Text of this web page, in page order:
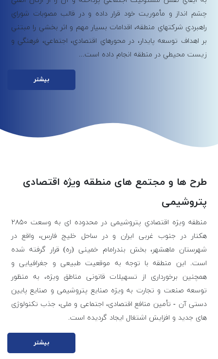
چشم انداز و مأموريت خود قرار داده و در قالب مصوبات شوراي
راهبردي شركت­هاي منطقه، اقدامات بسيار مهم و اثر بخشي را مبتني
بر اهداف توسعه پايدار، در محورهاي اقتصادي، اجتماعي، فرهنگي و
زيست­ محيطي در منطقه انجام داده است...
بیشتر
طرح ها و مجتمع های منطقه ویژه اقتصادی
پتروشیمی
منطقه ويژه اقتصادي پتروشيمی در محدوده ای به وسعت ۲۸۵۰
هكتار در جنوب غربی ايران و در ساحل خليج فارس، واقع در
شهرستان ماهشهر، بخش بندرامام خمينی (ره) قرار گرفته شده
است. اين منطقه با توجه به موقعيت طبيعی و جغرافيايی و
همچنين برخورداری از تسهيلات قانونی مناطق ويژه، به منظور
توسعه صنعت و تجارت به ويژه صنايع پتروشيمی و صنايع پايين
دستی آن - تأمين منافع اقتصادی، اجتماعی و ملی، جذب تكنولوژی
های جديد و افزايش اشتغال ايجاد گرديده است.
بیشتر